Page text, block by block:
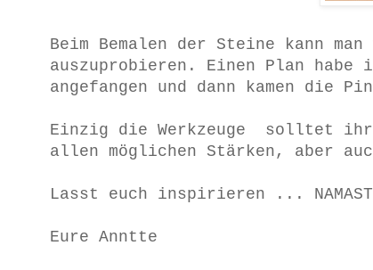
Beim Bemalen der Steine kann
auszuprobieren. Einen Plan
angefangen und dann kamen
Einzig die Werkzeuge solltet
allen möglichen Stärken, aber
Lasst euch inspirieren ...
Eure Anntte